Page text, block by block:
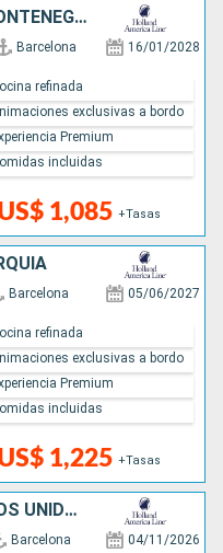
ESPAÑA, FRANCIA, ITALIA, MONTENEGRO, GRECIA
Barcelona 16/01/2028
1,085 +Tasas
refinada
exclusivas a bordo
Premium
incluidas
Barcelona 05/06/2027
1,225 +Tasas
refinada
exclusivas a bordo
Premium
incluidas
ESPAÑA, BERMUDAS, ESTADOS UNIDOS
Barcelona 04/11/2026